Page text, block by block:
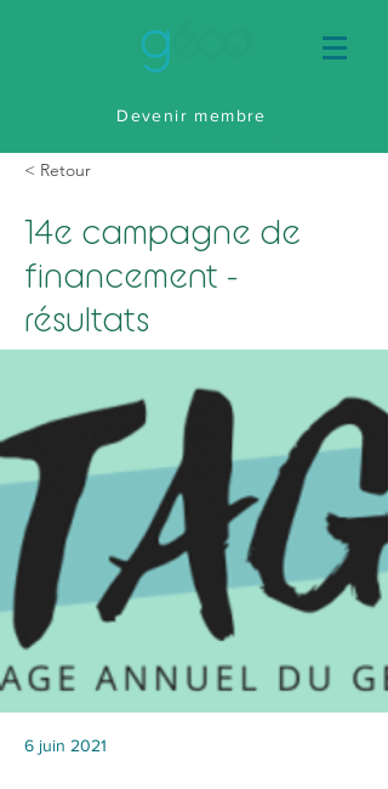
Devenir membre
< Retour
14e campagne de
financement -
résultats
6 juin 2021